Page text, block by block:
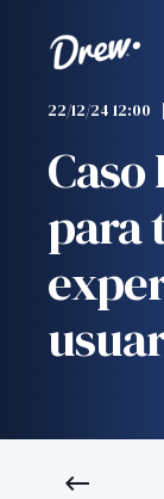
22/12/24 12:00
para